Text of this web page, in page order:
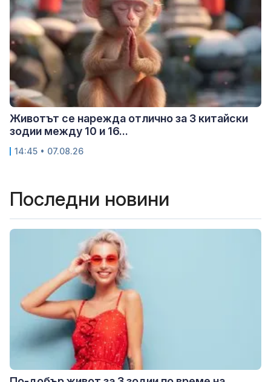
Животът се нарежда отлично за 3 китайски
зодии между 10 и 16...
14:45 • 07.08.26
Последни новини